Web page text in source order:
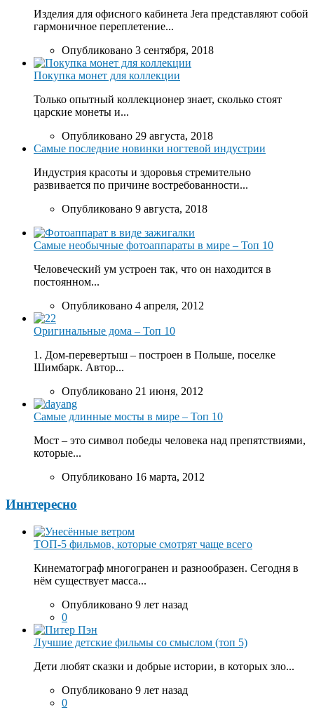
Изделия для офисного кабинета Jera представляют собой
гармоничное переплетение...
Опубликовано 3 сентября, 2018
Покупка монет для коллекции
Только опытный коллекционер знает, сколько стоят
царские монеты и...
Опубликовано 29 августа, 2018
Самые последние новинки ногтевой индустрии
Индустрия красоты и здоровья стремительно
развивается по причине востребованности...
Опубликовано 9 августа, 2018
Самые необычные фотоаппараты в мире – Топ 10
Человеческий ум устроен так, что он находится в
постоянном...
Опубликовано 4 апреля, 2012
Оригинальные дома – Топ 10
1. Дом-перевертыш – построен в Польше, поселке
Шимбарк. Автор...
Опубликовано 21 июня, 2012
Самые длинные мосты в мире – Топ 10
Мост – это символ победы человека над препятствиями,
которые...
Опубликовано 16 марта, 2012
Иннтересно
ТОП-5 фильмов, которые смотрят чаще всего
Кинематограф многогранен и разнообразен. Сегодня в
нём существует масса...
Опубликовано 9 лет назад
0
Лучшие детские фильмы со смыслом (топ 5)
Дети любят сказки и добрые истории, в которых зло...
Опубликовано 9 лет назад
0